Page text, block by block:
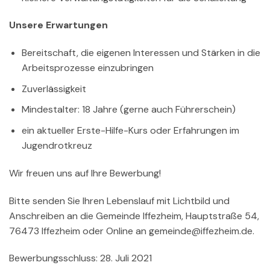
Unsere Erwartungen
Bereitschaft, die eigenen Interessen und Stärken in die
Arbeitsprozesse einzubringen
Zuverlässigkeit
Mindestalter: 18 Jahre (gerne auch Führerschein)
ein aktueller Erste-Hilfe-Kurs oder Erfahrungen im
Jugendrotkreuz
Wir freuen uns auf Ihre Bewerbung!
Bitte senden Sie Ihren Lebenslauf mit Lichtbild und
Anschreiben an die Gemeinde Iffezheim, Hauptstraße 54,
76473 Iffezheim oder Online an gemeinde@iffezheim.de.
Bewerbungsschluss: 28. Juli 2021